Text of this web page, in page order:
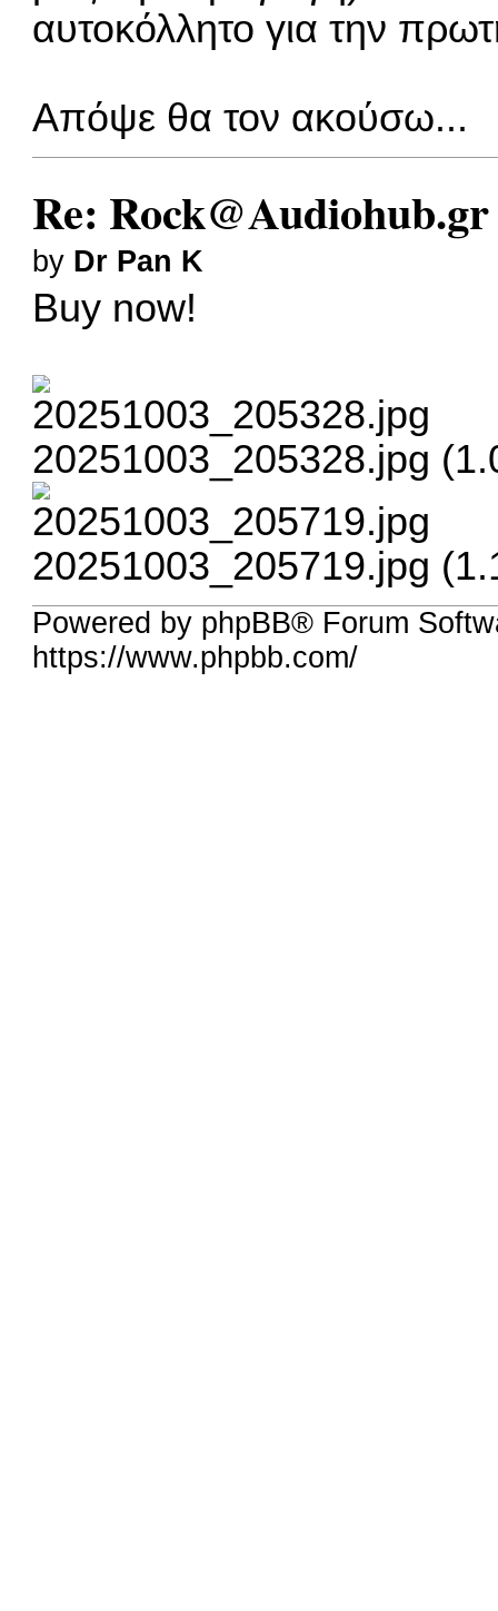
αυτοκόλλητο για την
Απόψε θα τον ακούσω...
Re: Rock@Audiohub.gr
by Dr Pan K
Buy now!
20251003_205328.jpg
20251003_205719.jpg
Powered by phpBB® Forum
https://www.phpbb.com/